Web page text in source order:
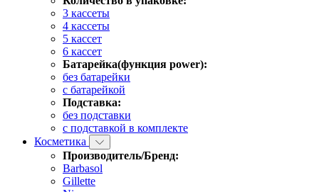
3 кассеты
4 кассеты
5 кассет
6 кассет
Батарейка(функция power):
без батарейки
с батарейкой
Подставка:
без подставки
с подставкой в комплекте
Косметика
Производитель/Бренд:
Barbasol
Gillette